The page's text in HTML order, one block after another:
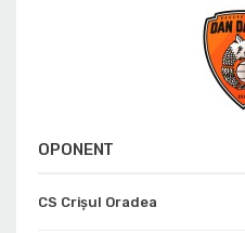
OPONENT
CS Crișul Oradea